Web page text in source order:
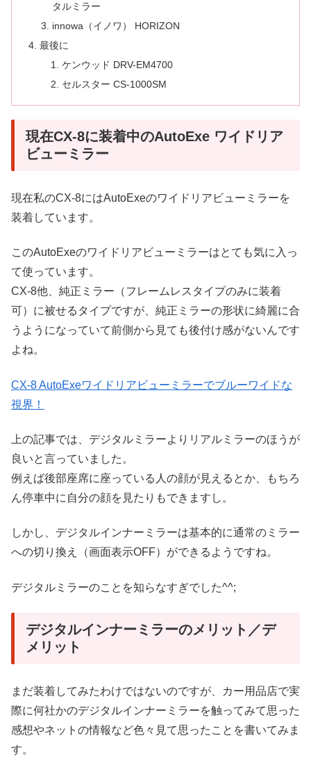
タルミラー
innowa（イノワ） HORIZON
最後に
ケンウッド DRV-EM4700
セルスター CS-1000SM
現在CX-8に装着中のAutoExe ワイドリア
ビューミラー
現在私のCX-8にはAutoExeのワイドリアビューミラーを
装着しています。
このAutoExeのワイドリアビューミラーはとても気に入っ
て使っています。
CX-8他、純正ミラー（フレームレスタイプのみに装着
可）に被せるタイプですが、純正ミラーの形状に綺麗に合
うようになっていて前側から見ても後付け感がないんです
よね。
CX-8 AutoExeワイドリアビューミラーでブルーワイドな
視界！
上の記事では、デジタルミラーよりリアルミラーのほうが
良いと言っていました。
例えば後部座席に座っている人の顔が見えるとか、もちろ
ん停車中に自分の顔を見たりもできますし。
しかし、デジタルインナーミラーは基本的に通常のミラー
への切り換え（画面表示OFF）ができるようですね。
デジタルミラーのことを知らなすぎでした^^;
デジタルインナーミラーのメリット／デ
メリット
まだ装着してみたわけではないのですが、カー用品店で実
際に何社かのデジタルインナーミラーを触ってみて思った
感想やネットの情報など色々見て思ったことを書いてみま
す。